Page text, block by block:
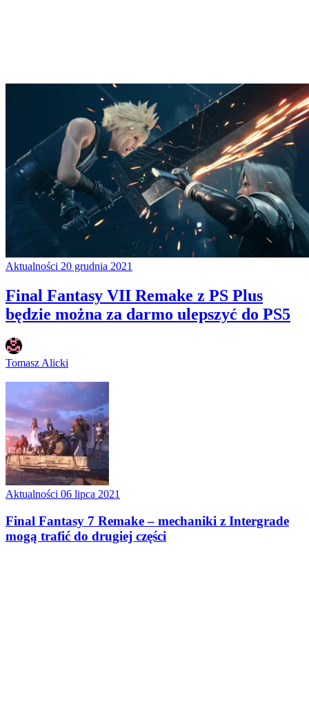
Aktualności 20 grudnia 2021
Final Fantasy VII Remake z PS Plus
będzie można za darmo ulepszyć do PS5
Tomasz Alicki
Aktualności 06 lipca 2021
Final Fantasy 7 Remake – mechaniki z Intergrade
mogą trafić do drugiej części